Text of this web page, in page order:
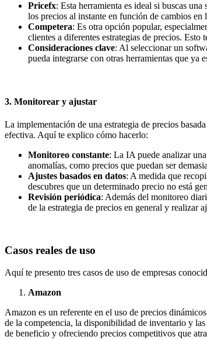
Pricefx: Esta herramienta es ideal si buscas
los precios al instante en función de cambios
Competera: Es otra opción popular,
clientes a diferentes estrategias de precios.
Consideraciones clave: Al seleccionar un
pueda integrarse con otras herramientas que
3. Monitorear y ajustar
La implementación de una estrategia de precios
efectiva. Aquí te explico cómo hacerlo:
Monitoreo constante: La IA puede analizar
anomalías, como precios que puedan ser
Ajustes basados en datos: A medida que
descubres que un determinado precio no está
Revisión periódica: Además del monitoreo
de la estrategia de precios en general y realizar
Casos reales de uso
Aquí te presento tres casos de uso de empresas
Amazon
Amazon es un referente en el uso de precios
de la competencia, la disponibilidad de inventario y
de beneficio y ofreciendo precios competitivos que